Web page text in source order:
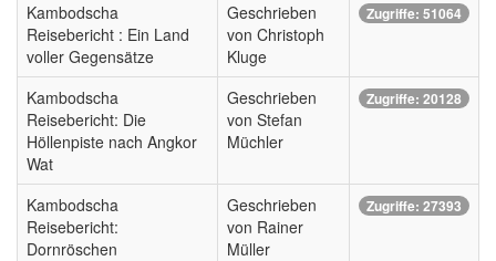
Kambodscha
Reisebericht : Ein Land
voller Gegensätze
Geschrieben
von Christoph
Kluge
Zugriffe: 51064
Kambodscha
Reisebericht: Die
Höllenpiste nach Angkor
Wat
Geschrieben
von Stefan
Müchler
Zugriffe: 20128
Kambodscha
Reisebericht:
Dornröschen
Geschrieben
von Rainer
Müller
Zugriffe: 27393